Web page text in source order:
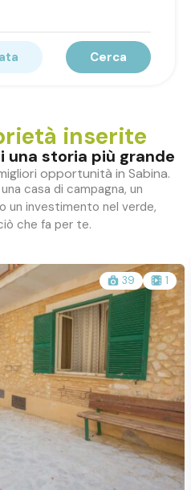
Cerca
inserite
una storia più grande
opportunità in Sabina.
casa di campagna, un
un investimento nel verde,
che fa per te.
39 1